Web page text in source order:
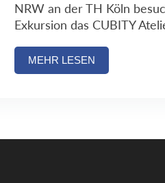
NRW an der TH Köln
Exkursion das CUBITY
MEHR LESEN